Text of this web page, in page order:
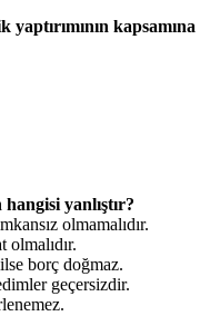
kapsamına
yanlıştır?
olmamalıdır.
borç doğmaz.
geçersizdir.